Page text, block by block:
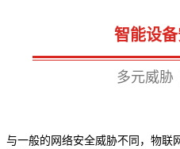
智能设
多元威胁
与一般的网络安全威胁不同，物联